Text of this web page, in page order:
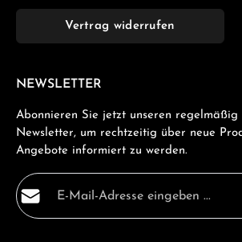
Vertrag widerrufen
NEWSLETTER
Abonnieren Sie jetzt unseren regelmäßig
Newsletter, um rechtzeitig über neue
Angebote informiert zu werden.
E-Mail-Adresse*